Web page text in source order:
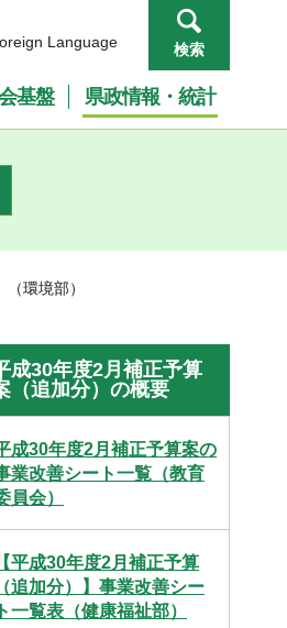
Language 検索
基盤 県政情報・統計
環境部）
成30年度2月補正予算
（追加分）の概要
成30年度2月補正予算案の
業改善シート一覧（教育
員会）
【平成30年度2月補正予算
（追加分）】事業改善シー
ト一覧表（健康福祉部）